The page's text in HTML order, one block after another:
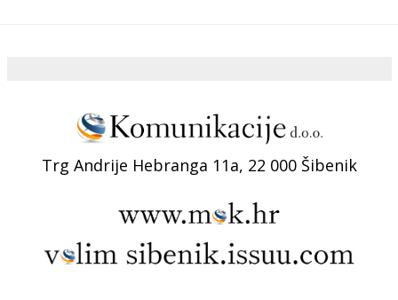
Trg Andrije Hebranga 11a, 22 000 Šibenik